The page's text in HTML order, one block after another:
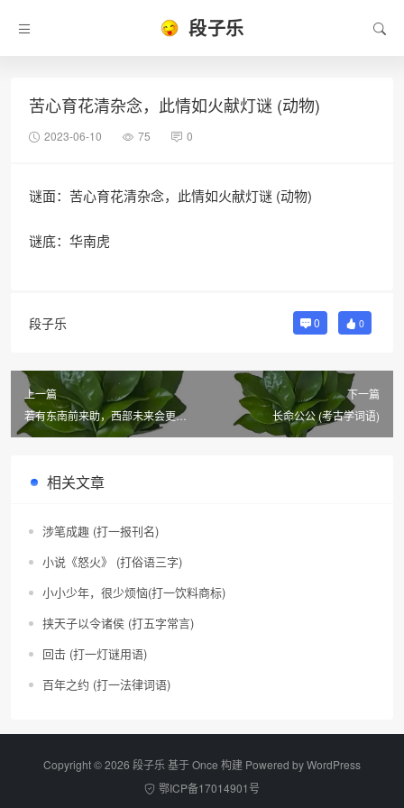
段子乐
苦心育花清杂念，此情如火献灯谜 (动物)
2023-06-10 75 0
谜面：苦心育花清杂念，此情如火献灯谜 (动物)
谜底：华南虎
段子乐 0 0
上一篇
若有东南前来助，西部未来会更好
(歌曲)
下一篇
长命公公 (考古学词语)
相关文章
涉笔成趣 (打一报刊名)
小说《怒火》 (打俗语三字)
小小少年，很少烦恼(打一饮料商标)
挟天子以令诸侯 (打五字常言)
回击 (打一灯谜用语)
百年之约 (打一法律词语)
Copyright © 2026 段子乐 基于 Once 构建 Powered byWordPress
鄂ICP备17014901号